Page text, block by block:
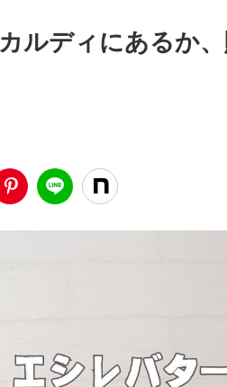
ルディにあるか